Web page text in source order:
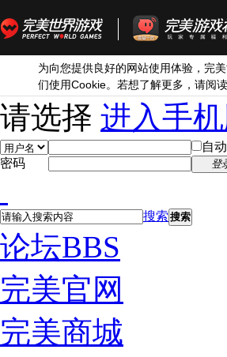
为向您提供良好的网站使用体验，完
们使用Cookie。若想了解更多，请阅
请选择 进入手
自
密码
登
搜索 搜索
论坛BBS
完美官网
完美商城